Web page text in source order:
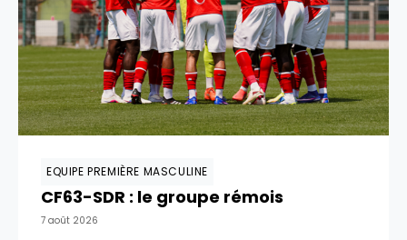
EQUIPE PREMIÈRE MASCULINE
CF63-SDR : le groupe rémois
7 août 2026